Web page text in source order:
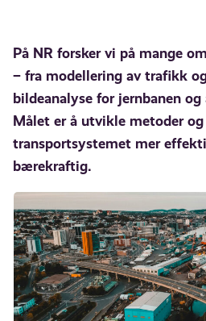
På NR forsker vi på mange
– fra modellering av trafikk
bildeanalyse for jernbanen
Målet er å utvikle metoder
transportsystemet mer
bærekraftig.